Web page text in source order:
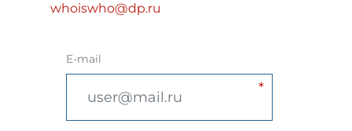
whoiswho@dp.ru
E-mail